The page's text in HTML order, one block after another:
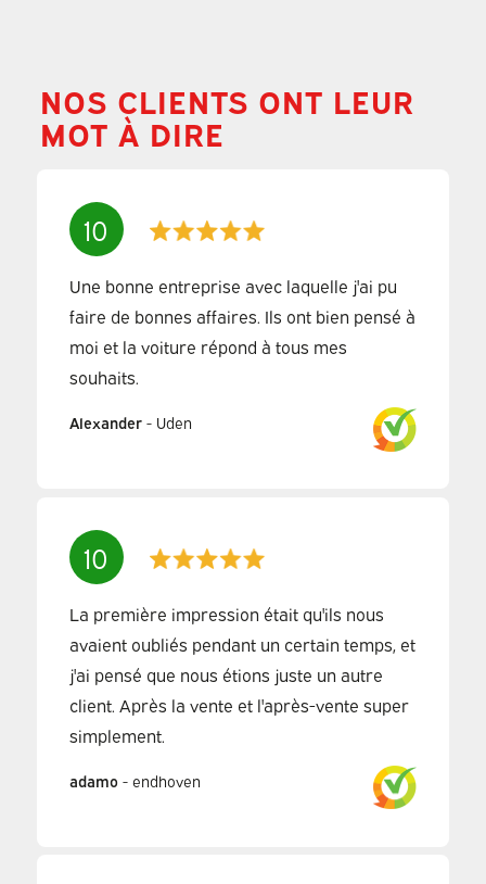
NOS CLIENTS ONT LEUR
MOT À DIRE
10
Une bonne entreprise avec laquelle j'ai pu
faire de bonnes affaires. Ils ont bien pensé à
moi et la voiture répond à tous mes
souhaits.
Alexander- Uden
10
La première impression était qu'ils nous
avaient oubliés pendant un certain temps, et
j'ai pensé que nous étions juste un autre
client. Après la vente et l'après-vente super
simplement.
adamo - endhoven